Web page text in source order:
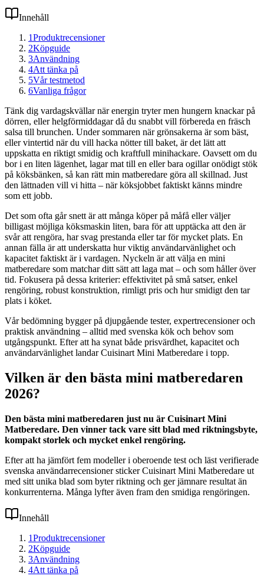
Innehåll
1Produktrecensioner
2Köpguide
3Användning
4Att tänka på
5Vår testmetod
6Vanliga frågor
Tänk dig vardagskvällar när energin tryter men hungern knackar på
dörren, eller helgförmiddagar då du snabbt vill förbereda en fräsch
salsa till brunchen. Under sommaren när grönsakerna är som bäst,
eller vintertid när du vill hacka nötter till baket, är det lätt att
uppskatta en riktigt smidig och kraftfull minihackare. Oavsett om du
bor i en liten lägenhet, lagar mat till en eller bara ogillar onödigt stök
på köksbänken, så kan rätt min matberedare göra all skillnad. Just
den lättnaden vill vi hitta – när köksjobbet faktiskt känns mindre
som ett jobb.
Det som ofta går snett är att många köper på måfå eller väljer
billigast möjliga köksmaskin liten, bara för att upptäcka att den är
svår att rengöra, har svag prestanda eller tar för mycket plats. En
annan fälla är att underskatta hur viktig användarvänlighet och
kapacitet faktiskt är i vardagen. Nyckeln är att välja en mini
matberedare som matchar ditt sätt att laga mat – och som håller över
tid. Fokusera på dessa kriterier: effektivitet på små satser, enkel
rengöring, robust konstruktion, rimligt pris och hur smidigt den tar
plats i köket.
Vår bedömning bygger på djupgående tester, expertrecensioner och
praktisk användning – alltid med svenska kök och behov som
utgångspunkt. Efter att ha synat både prisvärdhet, kapacitet och
användarvänlighet landar Cuisinart Mini Matberedare i topp.
Vilken är den bästa mini matberedaren
2026?
Den bästa mini matberedaren just nu är Cuisinart Mini
Matberedare. Den vinner tack vare sitt blad med riktningsbyte,
kompakt storlek och mycket enkel rengöring.
Efter att ha jämfört fem modeller i oberoende test och läst verifierade
svenska användarrecensioner sticker Cuisinart Mini Matberedare ut
med sitt unika blad som byter riktning och ger jämnare resultat än
konkurrenterna. Många lyfter även fram den smidiga rengöringen.
Innehåll
1Produktrecensioner
2Köpguide
3Användning
4Att tänka på